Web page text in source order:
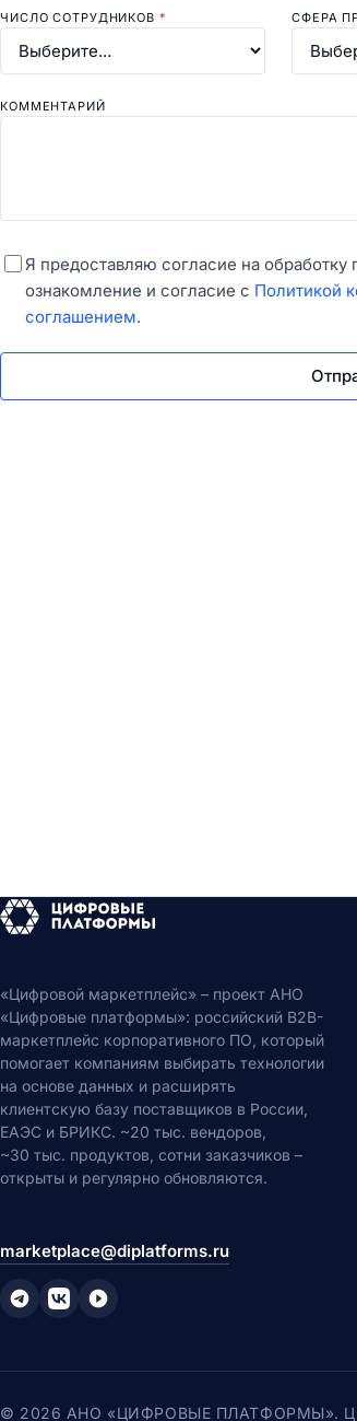
ЧИСЛО СОТРУДНИКОВ * СФЕРА
КОММЕНТАРИЙ
Я предоставляю согласие на
ознакомление и согласие с Политикой
соглашением.
«Цифровой маркетплейс» – проект АНО
«Цифровые платформы»: российский B2B-
маркетплейс корпоративного ПО, который
помогает компаниям выбирать технологии
на основе данных и расширять
клиентскую базу поставщиков в России,
ЕАЭС и БРИКС. ~20 тыс. вендоров,
~30 тыс. продуктов, сотни заказчиков –
открыты и регулярно обновляются.
marketplace@diplatforms.ru
© 2026 АНО «ЦИФРОВЫЕ ПЛАТФОРМЫ».